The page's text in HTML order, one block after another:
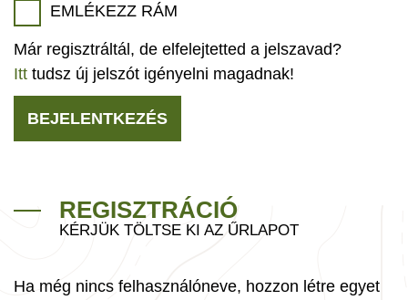
EMLÉKEZZ RÁM
Már regisztráltál, de elfelejtetted a jelszavad?
Itt tudsz új jelszót igényelni magadnak!
BEJELENTKEZÉS
REGISZTRÁCIÓ
KÉRJÜK TÖLTSE KI AZ ŰRLAPOT
Ha még nincs felhasználóneve, hozzon létre egyet